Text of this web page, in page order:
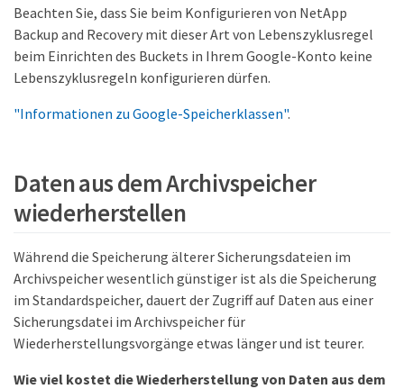
Beachten Sie, dass Sie beim Konfigurieren von NetApp
Backup and Recovery mit dieser Art von Lebenszyklusregel
beim Einrichten des Buckets in Ihrem Google-Konto keine
Lebenszyklusregeln konfigurieren dürfen.
"Informationen zu Google-Speicherklassen".
Daten aus dem Archivspeicher
wiederherstellen
Während die Speicherung älterer Sicherungsdateien im
Archivspeicher wesentlich günstiger ist als die Speicherung
im Standardspeicher, dauert der Zugriff auf Daten aus einer
Sicherungsdatei im Archivspeicher für
Wiederherstellungsvorgänge etwas länger und ist teurer.
Wie viel kostet die Wiederherstellung von Daten aus dem